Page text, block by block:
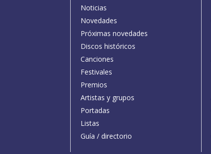
Noticias
Novedades
Próximas novedades
Discos históricos
Canciones
Festivales
Premios
Artistas y grupos
Portadas
Listas
Guía / directorio